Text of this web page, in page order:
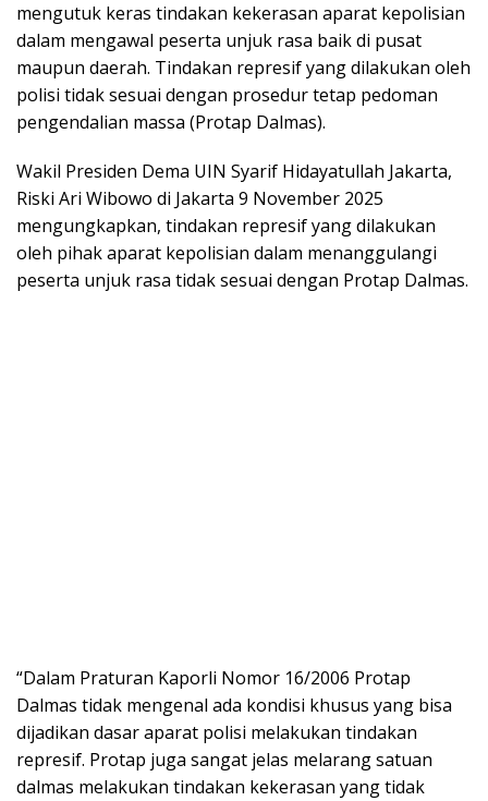
mengutuk keras tindakan kekerasan aparat kepolisian
dalam mengawal peserta unjuk rasa baik di pusat
maupun daerah. Tindakan represif yang dilakukan oleh
polisi tidak sesuai dengan prosedur tetap pedoman
pengendalian massa (Protap Dalmas).
Wakil Presiden Dema UIN Syarif Hidayatullah Jakarta,
Riski Ari Wibowo di Jakarta 9 November 2025
mengungkapkan, tindakan represif yang dilakukan
oleh pihak aparat kepolisian dalam menanggulangi
peserta unjuk rasa tidak sesuai dengan Protap Dalmas.
“Dalam Praturan Kaporli Nomor 16/2006 Protap
Dalmas tidak mengenal ada kondisi khusus yang bisa
dijadikan dasar aparat polisi melakukan tindakan
represif. Protap juga sangat jelas melarang satuan
dalmas melakukan tindakan kekerasan yang tidak